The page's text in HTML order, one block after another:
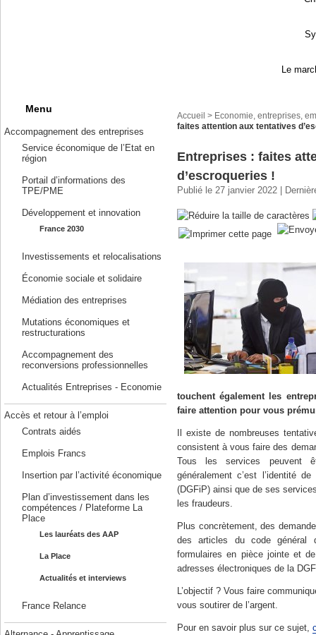
Le
Menu
Accompagnement des entreprises
Service économique de l’Etat en
région
Portail d’informations des
TPE/PME
Développement et innovation
France 2030
Investissements et relocalisations
Économie sociale et solidaire
Médiation des entreprises
Mutations économiques et
restructurations
Accompagnement des
reconversions professionnelles
Actualités Entreprises - Economie
Accès et retour à l’emploi
Contrats aidés
Emplois Francs
Insertion par l’activité économique
Plan d’investissement dans les
compétences / Plateforme La
Place
Les lauréats des AAP
La Place
Actualités et interviews
France Relance
Accueil > Economie, entreprises,
faites attention aux tentatives
Entreprises : faites
d’escroqueries !
Publié le 27 janvier 2022 |
touchent également les
faire attention pour vous
Il existe de nombreuses
consistent à vous faire des
Tous les services peuvent
généralement c’est l’identité
(DGFiP) ainsi que de ses
les fraudeurs.
Plus concrètement, des
des articles du code général
formulaires en pièce jointe et
adresses électroniques de la
L’objectif ? Vous faire
vous soutirer de l’argent.
Pour en savoir plus sur ce sujet,